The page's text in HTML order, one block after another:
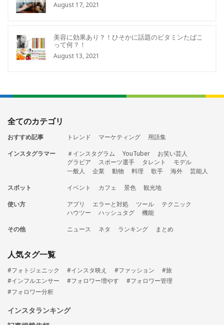
August 17, 2021
美容に効果あり？！ひそかに話題のビタミンたばこ
って何？！
August 13, 2021
全てのカテゴリ
おすすめ記事 トレンド マーケティング
用語集
インスタグラマー
＃インスタグラム YouTuber
お笑い芸人
グラビア
スポーツ選手 タレント
モデル
一般人
企業 動物 料理 歌手 海外
芸能人
スポット
イベント カフェ 景色
観光地
使い方
アプリ エラーと対処 ツール
テクニック
ハウツー
ハッシュタグ
機能
その他
ニュース ネタ ランキング まとめ
人気タグ一覧
#フォトジェニック #インスタ映え #ファッション
#旅
#インフルエンサー
#フォロワー増やす
#フォロワー管理
#フォロワー分析
インスタランキング